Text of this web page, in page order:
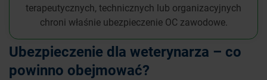
terapeutycznych, technicznych lub organizacyjnych
chroni właśnie ubezpieczenie OC zawodowe.
Ubezpieczenie dla weterynarza – co
powinno obejmować?